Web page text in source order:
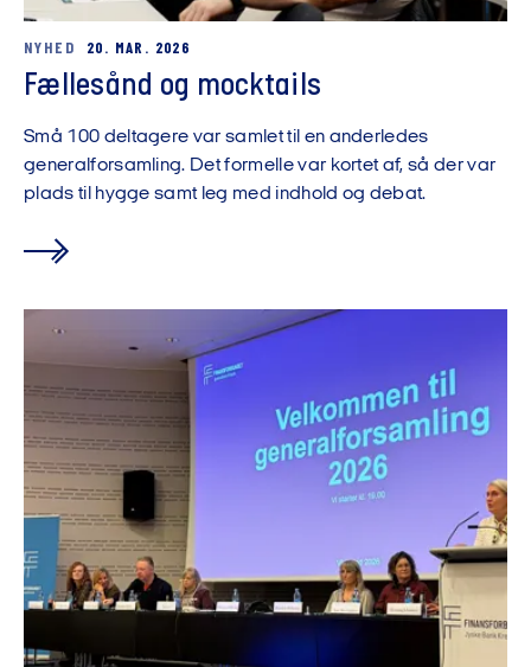
NYHED 20. MAR. 2026
Fællesånd og mocktails
Små 100 deltagere var samlet til en anderledes
generalforsamling. Det formelle var kortet af, så der var
plads til hygge samt leg med indhold og debat.